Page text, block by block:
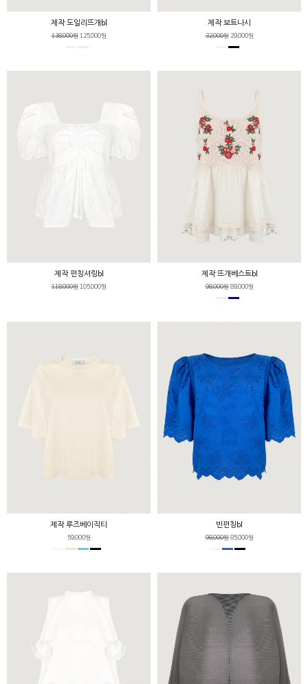
제작 도일리뜨개bl
138,000원125,000원
제작 보트나시
32,000원29,000원
제작 펀칭셔링bl
118,000원105,000원
제작 뜨개베스트bl
98,000원89,000원
제작 루즈베이직티
59,000원
빈펀칭bl
98,000원85,000원